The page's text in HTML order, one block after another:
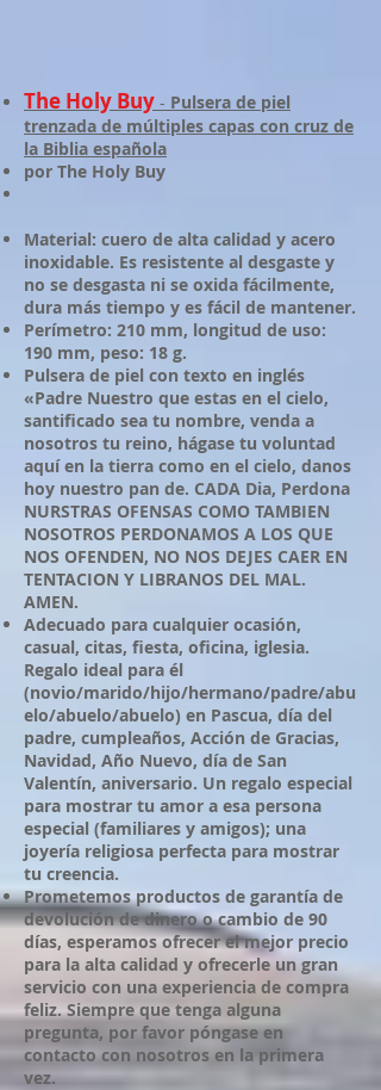
The Holy Buy - Pulsera de piel
trenzada de múltiples capas con cruz de
la Biblia española
por The Holy Buy
Material: cuero de alta calidad y acero
inoxidable. Es resistente al desgaste y
no se desgasta ni se oxida fácilmente,
dura más tiempo y es fácil de mantener.
Perímetro: 210 mm, longitud de uso:
190 mm, peso: 18 g.
Pulsera de piel con texto en inglés
«Padre Nuestro que estas en el cielo,
santificado sea tu nombre, venda a
nosotros tu reino, hágase tu voluntad
aquí en la tierra como en el cielo, danos
hoy nuestro pan de. CADA Dia, Perdona
NURSTRAS OFENSAS COMO TAMBIEN
NOSOTROS PERDONAMOS A LOS QUE
NOS OFENDEN, NO NOS DEJES CAER EN
TENTACION Y LIBRANOS DEL MAL.
AMEN.
Adecuado para cualquier ocasión,
casual, citas, fiesta, oficina, iglesia.
Regalo ideal para él
(novio/marido/hijo/hermano/padre/abu
elo/abuelo/abuelo) en Pascua, día del
padre, cumpleaños, Acción de Gracias,
Navidad, Año Nuevo, día de San
Valentín, aniversario. Un regalo especial
para mostrar tu amor a esa persona
especial (familiares y amigos); una
joyería religiosa perfecta para mostrar
tu creencia.
Prometemos productos de garantía de
devolución de dinero o cambio de 90
días, esperamos ofrecer el mejor precio
para la alta calidad y ofrecerle un gran
servicio con una experiencia de compra
feliz. Siempre que tenga alguna
pregunta, por favor póngase en
contacto con nosotros en la primera
vez.